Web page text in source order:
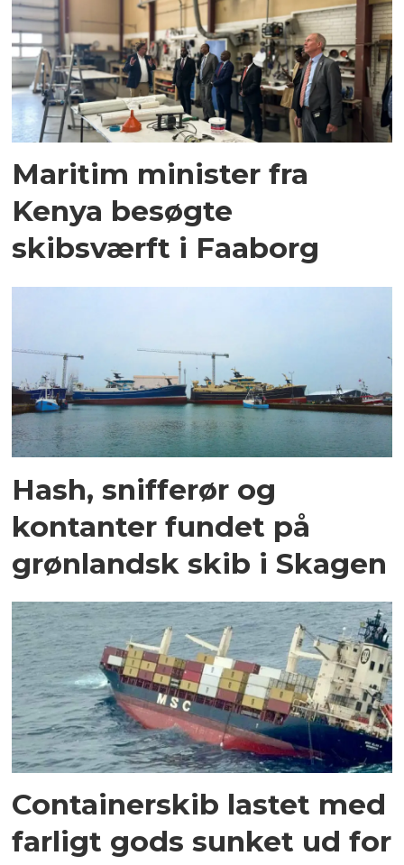
Maritim minister fra
Kenya besøgte
skibsværft i Faaborg
Hash, snifferør og
kontanter fundet på
grønlandsk skib i Skagen
Containerskib lastet med
farligt gods sunket ud for